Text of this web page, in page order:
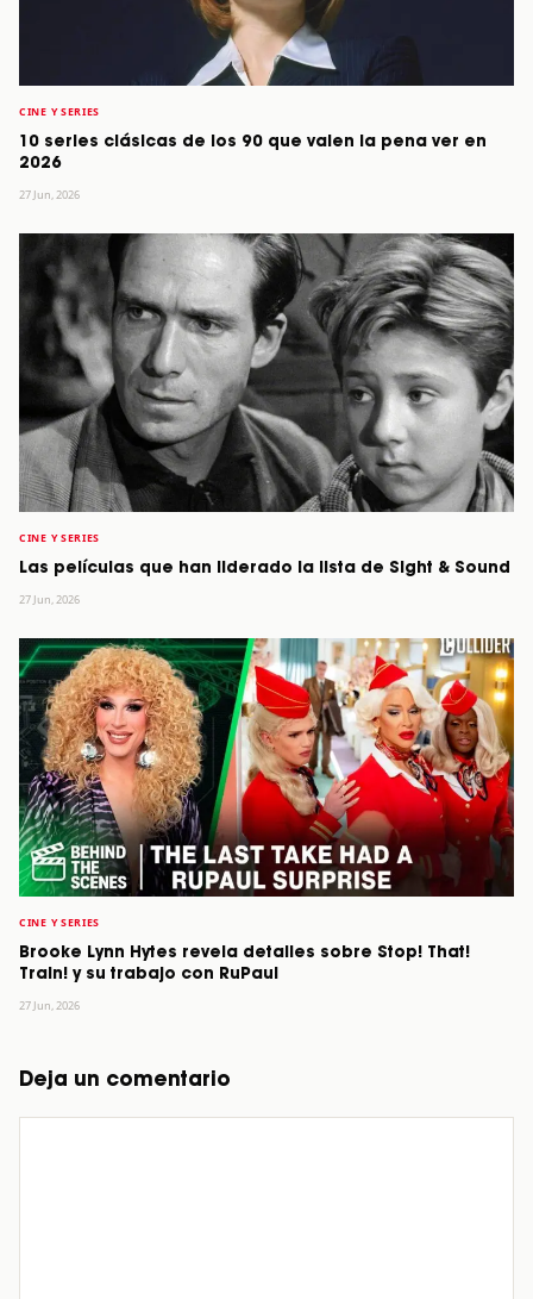
CINE Y SERIES
10 series clásicas de los 90 que valen la pena ver en
2026
27 Jun, 2026
CINE Y SERIES
Las películas que han liderado la lista de Sight & Sound
27 Jun, 2026
CINE Y SERIES
Brooke Lynn Hytes revela detalles sobre Stop! That!
Train! y su trabajo con RuPaul
27 Jun, 2026
Deja un comentario